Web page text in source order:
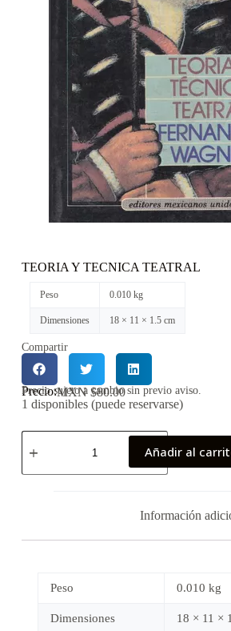
TEORIA Y TECNICA TEATRAL
Peso 0.010 kg
Dimensiones 18 × 11 × 1.5 cm
Compartir
Precio:MXN $80.00
Precio sujeto a cambio sin previo aviso.
1 disponibles (puede reservarse)
Añadir al
Información
Peso 0.010 kg
Dimensiones 18 × 11 ×